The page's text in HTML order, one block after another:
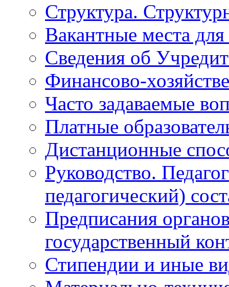
Структура.
Вакантные места
Сведения об
Финансово-
Часто задаваемые
Платные
Дистанционные
Руководство.
педагогический)
Предписания
государственный
Стипендии и иные